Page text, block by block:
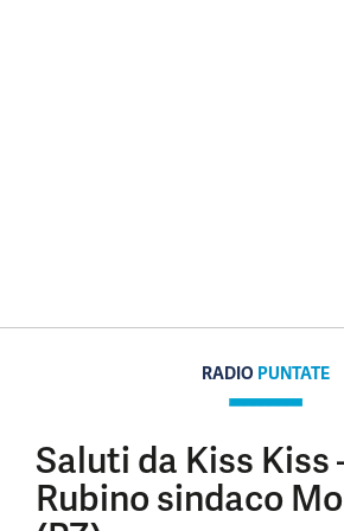
RADIO PUNTATE
Saluti da Kiss Kiss
Rubino sindaco